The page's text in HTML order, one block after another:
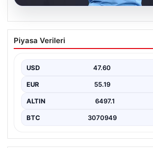
Galatasaray’a Orta Sahada
Dev Transfer: Manchester
Galatasaray, transfer çalışmalarını
kırmızılı yönetim, özellikle…
Piyasa Verileri
USD 47.60
EUR 55.19
ALTIN 6497.1
BTC 3070949